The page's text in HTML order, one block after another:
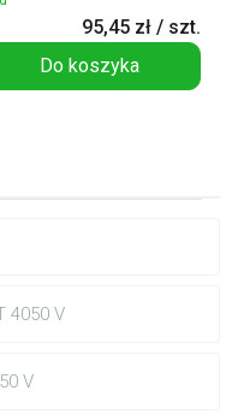
4050 V
V
95,45 zł / szt.
Do koszyka